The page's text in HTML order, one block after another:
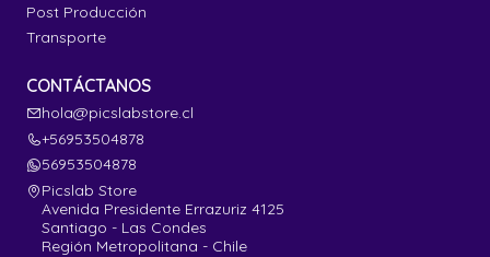
Post Producción
Transporte
CONTÁCTANOS
hola@picslabstore.cl
+56953504878
56953504878
Picslab Store
Avenida Presidente Errazuriz 4125
Santiago - Las Condes
Región Metropolitana - Chile